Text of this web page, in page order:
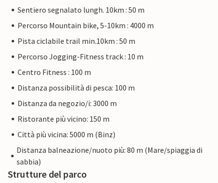
Sentiero segnalato lungh. 10km : 50 m
Percorso Mountain bike, 5-10km : 4000 m
Pista ciclabile trail min.10km : 50 m
Percorso Jogging-Fitness track : 10 m
Centro Fitness : 100 m
Distanza possibilità di pesca: 100 m
Distanza da negozio/i: 3000 m
Ristorante più vicino: 150 m
Città più vicina: 5000 m (Binz)
Distanza balneazione/nuoto più: 80 m (Mare/spiaggia di
sabbia)
Strutture del parco